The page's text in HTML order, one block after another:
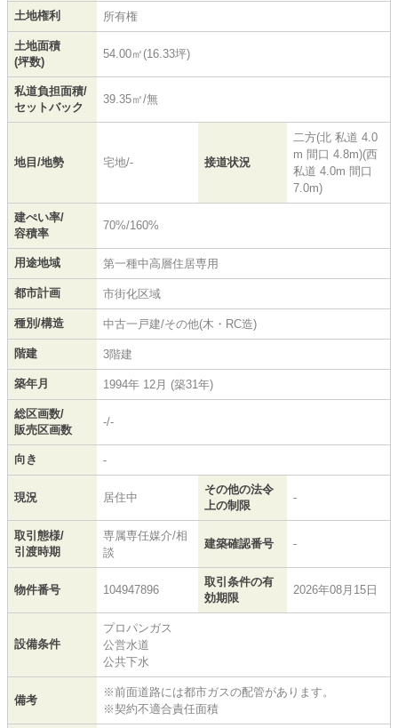
土地権利 所有権
土地面積
(坪数)
54.00㎡(16.33坪)
私道負担面積/
セットバック
39.35㎡/無
地目/地勢 宅地/- 接道状況
二方(北 私道 4.0
m 間口 4.8m)(西
私道 4.0m 間口
7.0m)
建ぺい率/
容積率
70%/160%
用途地域 第一種中高層住居専用
都市計画 市街化区域
種別/構造 中古一戸建/その他(木・RC造)
階建 3階建
築年月 1994年 12月 (築31年)
総区画数/
販売区画数
-/-
向き -
現況 居住中
その他の法令
上の制限
-
取引態様/
引渡時期
専属専任媒介/相
談
建築確認番号 -
物件番号 104947896
取引条件の有
効期限
2026年08月15日
設備条件
プロパンガス
公営水道
公共下水
備考
※前面道路には都市ガスの配管があります。
※契約不適合責任面積